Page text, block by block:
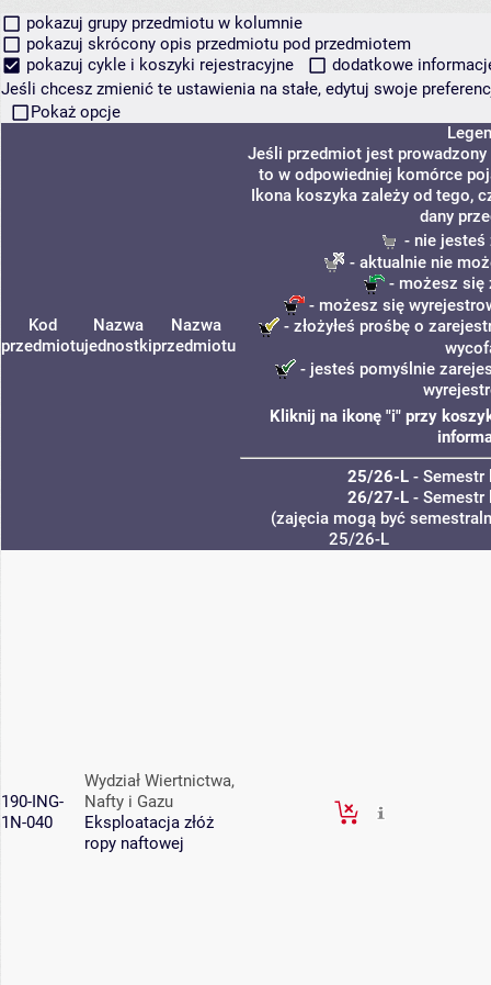
pokazuj grupy przedmiotu w kolumnie
pokazuj skrócony opis przedmiotu pod przedmiotem
pokazuj cykle i koszyki rejestracyjne
dodatkowe
Jeśli chcesz zmienić te ustawienia na stałe, edytuj swoje
Pokaż opcje
Kod
przedmiotu
Nazwa
jednostki
Nazwa
przedmiotu
Jeśli przedmiot jest prowadzony
to w odpowiedniej komórce
Ikona koszyka zależy od tego,
dany
- nie jesteś
- aktualnie nie
- możesz się
- możesz się
- złożyłeś prośbę o
- jesteś pomyślnie
Kliknij na ikonę "i" przy
25/26-L- Semestr
26/27-L- Semestr
(zajęcia mogą być
25/26-L
190-ING-
1N-040
Wydział Wiertnictwa,
Nafty i Gazu
Eksploatacja złóż
ropy naftowej